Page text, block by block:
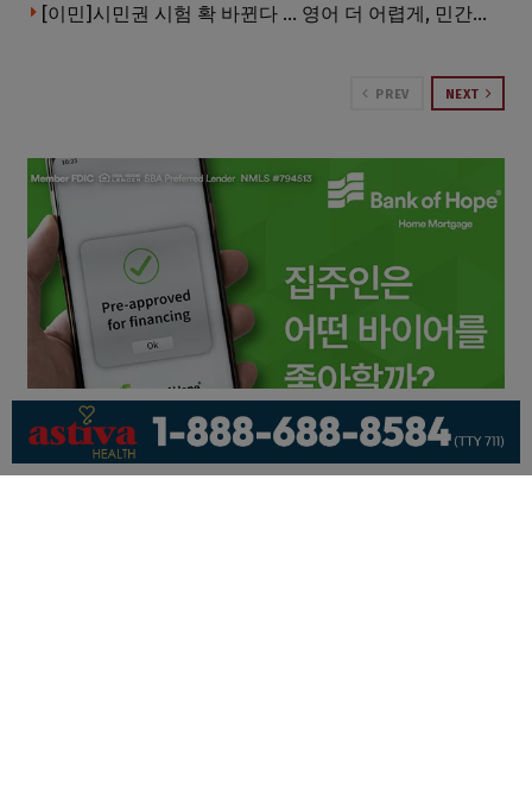
[이민]시민권 시험 확 바뀐다 … 영어 더 어렵게, 민간시험 도입 추진
PREV NEXT